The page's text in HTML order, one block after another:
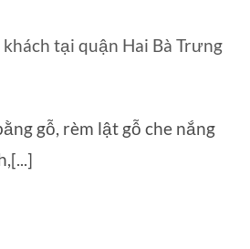
tại quận Hai Bà Trưng
gỗ, rèm lật gỗ che nắng